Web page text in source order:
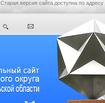
Старая версия сайта доступна по адресу